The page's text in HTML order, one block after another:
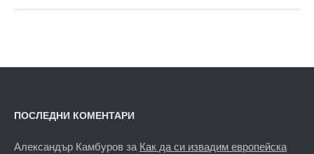
ПОСЛЕДНИ КОМЕНТАРИ
Александър Камбуров за Как да си извадим европейска